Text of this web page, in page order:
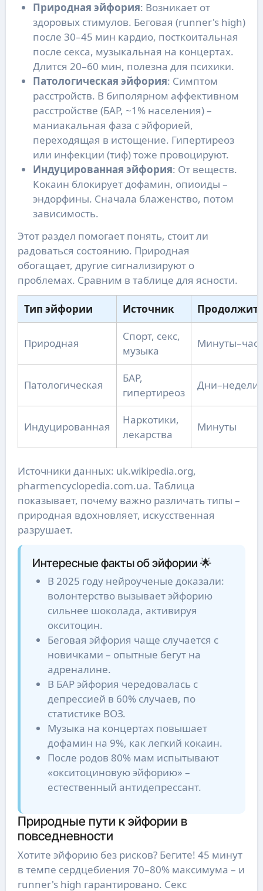
Природная эйфория: Возникает от
здоровых стимулов. Беговая (runner's high)
после 30–45 мин кардио, посткоитальная
после секса, музыкальная на концертах.
Длится 20–60 мин, полезна для психики.
Патологическая эйфория: Симптом
расстройств. В биполярном аффективном
расстройстве (БАР, ~1% населения) –
маниакальная фаза с эйфорией,
переходящая в истощение. Гипертиреоз
или инфекции (тиф) тоже провоцируют.
Индуцированная эйфория: От веществ.
Кокаин блокирует дофамин, опиоиды –
эндорфины. Сначала блаженство, потом
зависимость.
Этот раздел помогает понять, стоит ли
радоваться состоянию. Природная
обогащает, другие сигнализируют о
проблемах. Сравним в таблице для ясности.
Тип эйфории Источник
Природная
Спорт, секс,
музыка
Патологическая
БАР,
гипертиреоз
Дни–недели
Индуцированная
Наркотики,
лекарства
Минуты
Источники данных: uk.wikipedia.org,
pharmencyclopedia.com.ua. Таблица
показывает, почему важно различать типы –
природная вдохновляет, искусственная
разрушает.
Интересные факты об эйфории 🌟
В 2025 году нейроученые доказали:
волонтерство вызывает эйфорию
сильнее шоколада, активируя
окситоцин.
Беговая эйфория чаще случается с
новичками – опытные бегут на
адреналине.
В БАР эйфория чередовалась с
депрессией в 60% случаев, по
статистике ВОЗ.
Музыка на концертах повышает
дофамин на 9%, как легкий кокаин.
После родов 80% мам испытывают
«окситоциновую эйфорию» –
естественный антидепрессант.
Природные пути к эйфории в
повседневности
Хотите эйфорию без рисков? Бегите! 45 минут
в темпе сердцебиения 70–80% максимума – и
runner's high гарантировано. Секс